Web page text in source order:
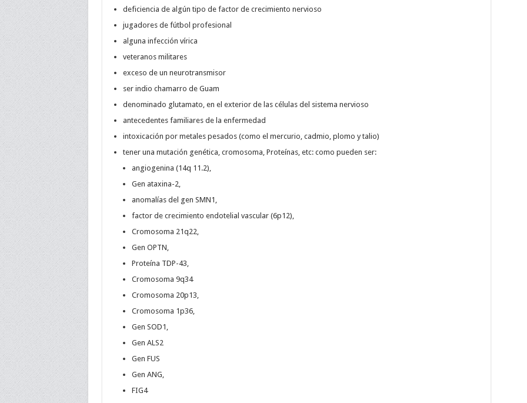
deficiencia de algún tipo de factor de crecimiento nervioso
jugadores de fútbol profesional
alguna infección vírica
veteranos militares
exceso de un neurotransmisor
ser indio chamarro de Guam
denominado glutamato, en el exterior de las células del sistema nervioso
antecedentes familiares de la enfermedad
intoxicación por metales pesados (como el mercurio, cadmio, plomo y talio)
tener una mutación genética, cromosoma, Proteínas, etc: como pueden ser:
angiogenina (14q 11.2),
Gen ataxina-2,
anomalías del gen SMN1,
factor de crecimiento endotelial vascular (6p12),
Cromosoma 21q22,
Gen OPTN,
Proteína TDP-43,
Cromosoma 9q34
Cromosoma 20p13,
Cromosoma 1p36,
Gen SOD1,
Gen ALS2
Gen FUS
Gen ANG,
FIG4